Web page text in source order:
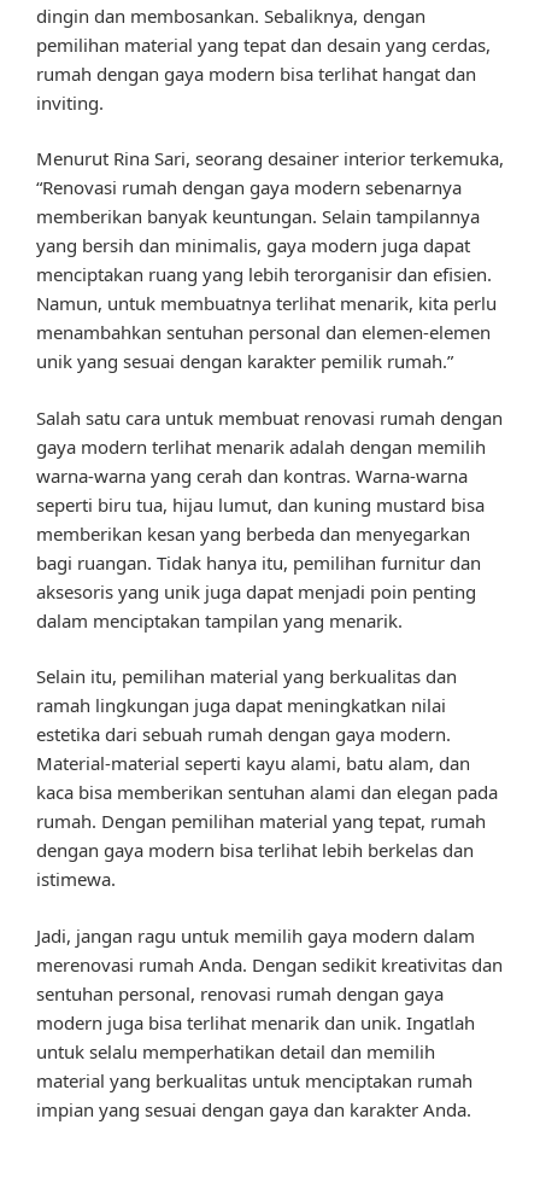
dingin dan membosankan. Sebaliknya, dengan
pemilihan material yang tepat dan desain yang cerdas,
rumah dengan gaya modern bisa terlihat hangat dan
inviting.
Menurut Rina Sari, seorang desainer interior terkemuka,
“Renovasi rumah dengan gaya modern sebenarnya
memberikan banyak keuntungan. Selain tampilannya
yang bersih dan minimalis, gaya modern juga dapat
menciptakan ruang yang lebih terorganisir dan efisien.
Namun, untuk membuatnya terlihat menarik, kita perlu
menambahkan sentuhan personal dan elemen-elemen
unik yang sesuai dengan karakter pemilik rumah.”
Salah satu cara untuk membuat renovasi rumah dengan
gaya modern terlihat menarik adalah dengan memilih
warna-warna yang cerah dan kontras. Warna-warna
seperti biru tua, hijau lumut, dan kuning mustard bisa
memberikan kesan yang berbeda dan menyegarkan
bagi ruangan. Tidak hanya itu, pemilihan furnitur dan
aksesoris yang unik juga dapat menjadi poin penting
dalam menciptakan tampilan yang menarik.
Selain itu, pemilihan material yang berkualitas dan
ramah lingkungan juga dapat meningkatkan nilai
estetika dari sebuah rumah dengan gaya modern.
Material-material seperti kayu alami, batu alam, dan
kaca bisa memberikan sentuhan alami dan elegan pada
rumah. Dengan pemilihan material yang tepat, rumah
dengan gaya modern bisa terlihat lebih berkelas dan
istimewa.
Jadi, jangan ragu untuk memilih gaya modern dalam
merenovasi rumah Anda. Dengan sedikit kreativitas dan
sentuhan personal, renovasi rumah dengan gaya
modern juga bisa terlihat menarik dan unik. Ingatlah
untuk selalu memperhatikan detail dan memilih
material yang berkualitas untuk menciptakan rumah
impian yang sesuai dengan gaya dan karakter Anda.